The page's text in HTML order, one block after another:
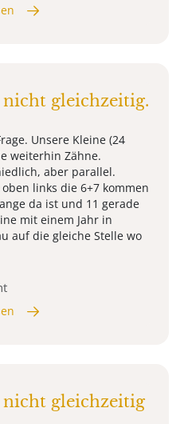
gleichzeitig.
Unsere Kleine (24
weiterhin Zähne.
aber parallel.
links die 6+7 kommen
da ist und 11 gerade
mit einem Jahr in
auf die gleiche Stelle wo
gleichzeitig